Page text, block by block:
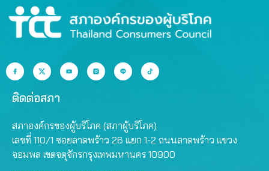
ติดต่อสภา
สภาองค์กรของผู้บริโภค (สภาผู้บริโภค)
เลขที่ 110/1 ซอยลาดพร้าว 26 แยก 1-2 ถนนลาดพร้าว แขวง
จอมพล เขตจตุจักรกรุงเทพมหานคร 10900